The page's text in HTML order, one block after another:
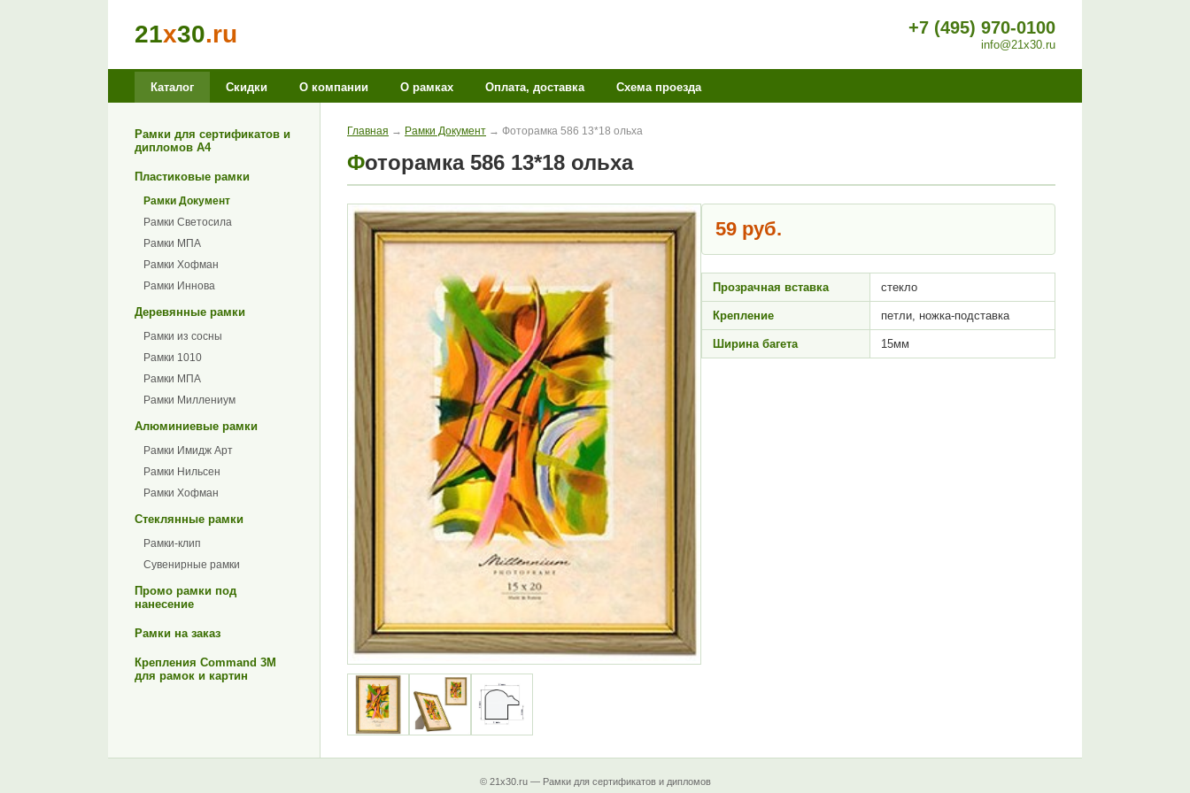
21x30.ru +7 (495) 970-0100
info@21x30.ru
Каталог Скидки О компании О рамках Оплата, доставка Схема проезда
Рамки для сертификатов и
дипломов А4
Пластиковые рамки
Рамки Документ
Рамки Светосила
Рамки МПА
Рамки Хофман
Рамки Иннова
Деревянные рамки
Рамки из сосны
Рамки 1010
Рамки МПА
Рамки Миллениум
Алюминиевые рамки
Рамки Имидж Арт
Рамки Нильсен
Рамки Хофман
Стеклянные рамки
Рамки-клип
Сувенирные рамки
Промо рамки под
нанесение
Рамки на заказ
Крепления Command 3M
для рамок и картин
Главная → Рамки Документ → Фоторамка 586 13*18 ольха
Фоторамка 586 13*18 ольха
59 руб.
Прозрачная вставка стекло
Крепление петли, ножка-подставка
Ширина багета 15мм
© 21x30.ru — Рамки для сертификатов и дипломов